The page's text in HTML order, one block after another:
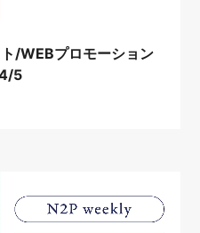
ト/WEBプロモーション
5